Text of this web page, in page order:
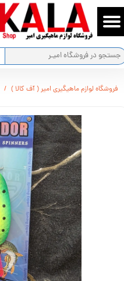
حساب کاربری من
تغییر گذر واژه
فروشگاه لوازم ماهیگیری امیر ( آف کالا )